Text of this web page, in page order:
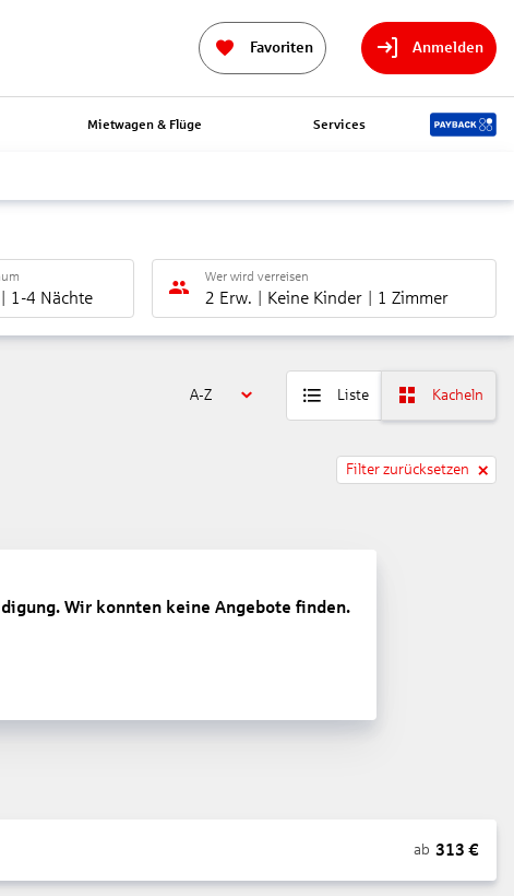
Favoriten Anmelden
Mietwagen & Flüge Services
1-4 Nächte
Wer wird verreisen
2 Erw. Keine Kinder 1 Zimmer
A-Z Liste Kacheln
Filter zurücksetzen
Wir konnten keine Angebote finden.
ab 313 €